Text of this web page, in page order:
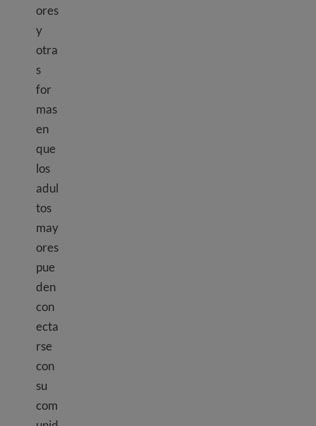
ores
y
otra
s
for
mas
en
que
los
adul
tos
may
ores
pue
den
con
ecta
rse
con
su
com